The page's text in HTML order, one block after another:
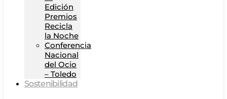
Edición
Premios
Recicla
la Noche
Conferencia
Nacional
del Ocio
– Toledo
Sostenibilidad